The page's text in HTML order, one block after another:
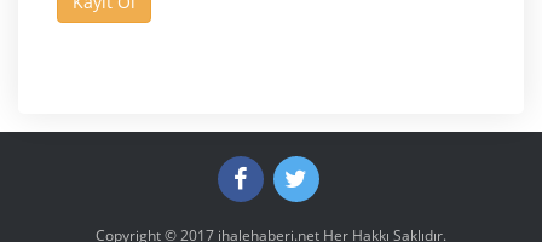
Copyright © 2017 ihalehaberi.net Her Hakkı Saklıdır.